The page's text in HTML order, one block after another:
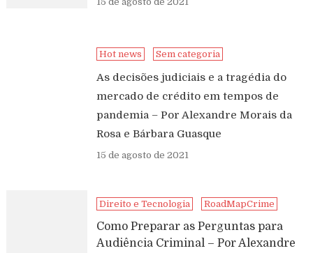
Hot news Sem categoria
As decisões judiciais e a tragédia do
mercado de crédito em tempos de
pandemia – Por Alexandre Morais da
Rosa e Bárbara Guasque
15 de agosto de 2021
Direito e Tecnologia RoadMapCrime
Como Preparar as Perguntas para
Audiência Criminal – Por Alexandre